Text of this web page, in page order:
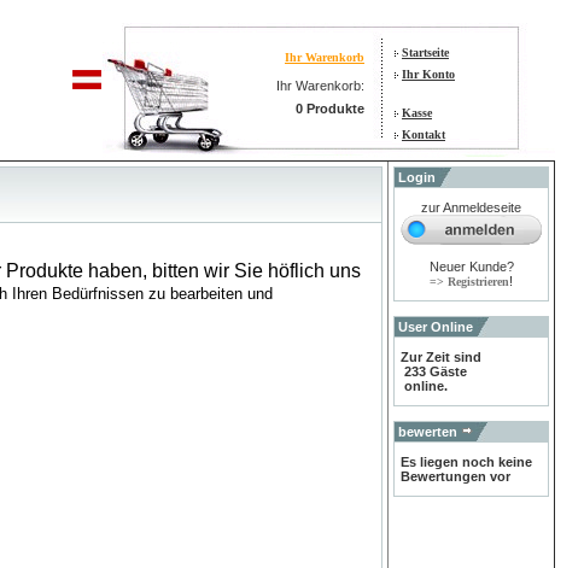
Ihr Warenkorb
Ihr Warenkorb:
0 Produkte
Startseite
Ihr Konto
Kasse
Kontakt
haben, bitten wir Sie höflich uns
Ihren Bedürfnissen zu bearbeiten und
Login
zur Anmeldeseite
Neuer Kunde?
=> Registrieren!
User Online
Zur Zeit sind
233 Gäste
online.
bewerten
Es liegen noch keine
Bewertungen vor